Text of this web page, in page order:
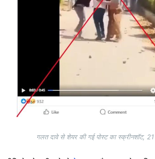
गलत दावे से शेयर की गई पोस्ट का स्क्रीनशॉट,